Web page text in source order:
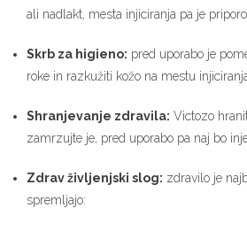
ali nadlakt, mesta injiciranja pa je
Skrb za higieno: pred uporabo je
roke in razkužiti kožo na mestu
Shranjevanje zdravila: Victozo
zamrzujte je, pred uporabo pa naj bo
Zdrav življenjski slog: zdravilo je
spremljajo: